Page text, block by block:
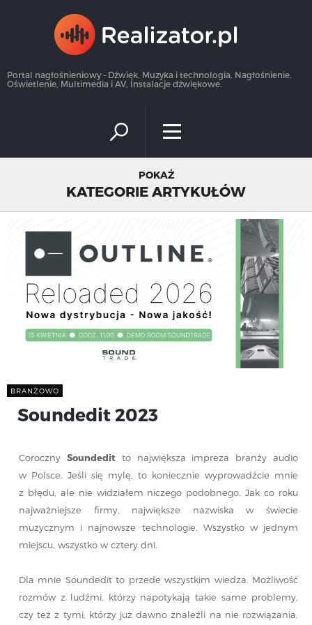
Portal nagłośnieniowy - Dźwięk, Muzyka i technologia, Nagłośnienie,
Oświetlenie, Multimedia i AV, Instalacje dźwiękowe.
POKAŻ
KATEGORIE ARTYKUŁÓW
BRANŻOWO
Soundedit 2023
Coroczny Soundeditto największa impreza branży audio
w Polsce. Jeśli się mylę, to koniecznie wyprowadźcie mnie
z błędu, ale nie widziałem niczego podobnego. Jak co roku
najważniejsze firmy, największe nazwiska w świecie
muzycznym i najnowsze technologie. Wszystko w jednym
miejscu, wszystko w cztery dni.
Dla mnie Soundedit to przede wszystkim wiedza. Możliwość
rozmów z ludźmi, którzy napotykają takie same problemy,
czy też z tymi, którzy już dawno znaleźli na nie rozwiązania.